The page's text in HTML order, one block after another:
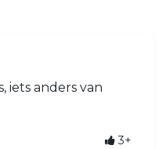
iets anders van
3+